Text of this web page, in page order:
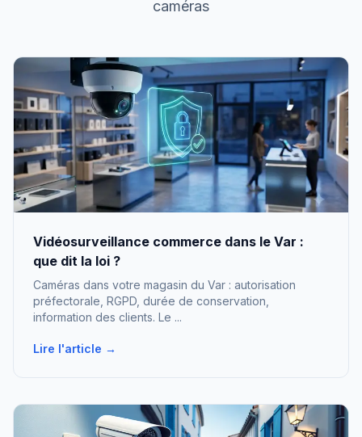
caméras
Vidéosurveillance commerce dans le Var :
que dit la loi ?
Caméras dans votre magasin du Var : autorisation
préfectorale, RGPD, durée de conservation,
information des clients. Le ...
Lire l'article →